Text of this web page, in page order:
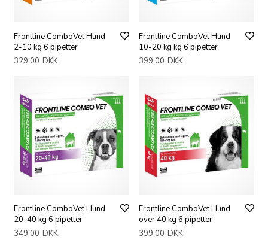
Frontline ComboVet Hund
2-10 kg 6 pipetter
329,00 DKK
Frontline ComboVet Hund
10-20 kg kg 6 pipetter
399,00 DKK
Frontline ComboVet Hund
20-40 kg 6 pipetter
349,00 DKK
Frontline ComboVet Hund
over 40 kg 6 pipetter
399,00 DKK